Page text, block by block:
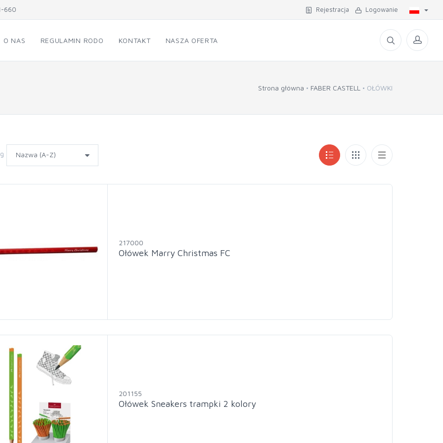
660 Rejestracja Logowanie
O NAS REGULAMIN RODO KONTAKT NASZA OFERTA
Strona główna FABER CASTELL OŁÓWKI
217000
Ołówek Marry Christmas FC
201155
Ołówek Sneakers trampki 2 kolory